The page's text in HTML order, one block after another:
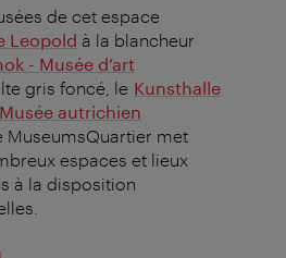
de cet espace
Leopold à la blancheur
- Musée d’art
gris foncé, le Kunsthalle
Musée autrichien
MuseumsQuartier met
espaces et lieux
à la disposition